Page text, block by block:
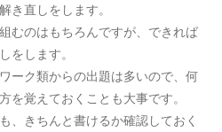
き直しをします。
むのはもちろんですが、できれば
をします。
ーク類からの出題は多いので、何
を覚えておくことも大事です。
、きちんと書けるか確認しておく